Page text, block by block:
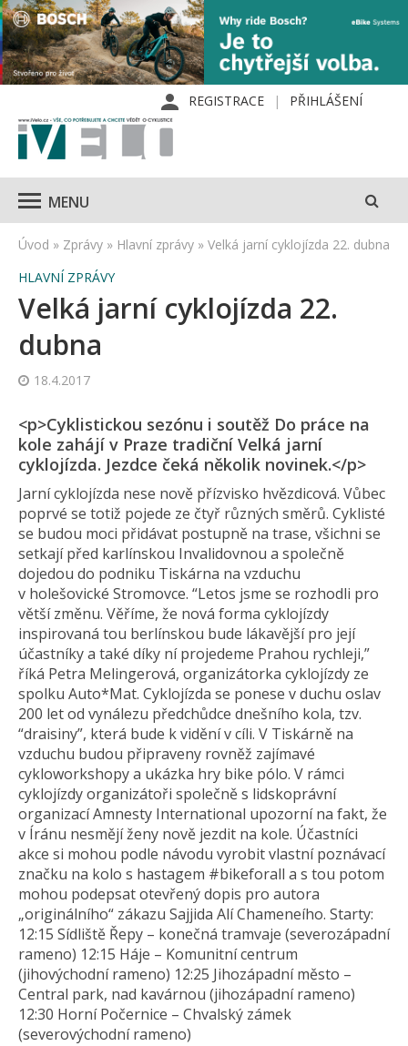
REGISTRACE PŘIHLÁŠENÍ
MENU
Úvod » Zprávy » Hlavní zprávy » Velká jarní cyklojízda 22. dubna
HLAVNÍ ZPRÁVY
Velká jarní cyklojízda 22.
dubna
18.4.2017
<p>Cyklistickou sezónu i soutěž Do práce na
kole zahájí v Praze tradiční Velká jarní
cyklojízda. Jezdce čeká několik novinek.</p>
Jarní cyklojízda nese nově přízvisko hvězdicová. Vůbec
poprvé se totiž pojede ze čtyř různých směrů. Cyklisté
se budou moci přidávat postupně na trase, všichni se
setkají před karlínskou Invalidovnou a společně
dojedou do podniku Tiskárna na vzduchu
v holešovické Stromovce. “Letos jsme se rozhodli pro
větší změnu. Věříme, že nová forma cyklojízdy
inspirovaná tou berlínskou bude lákavější pro její
účastníky a také díky ní projedeme Prahou rychleji,”
říká Petra Melingerová, organizátorka cyklojízdy ze
spolku Auto*Mat. Cyklojízda se ponese v duchu oslav
200 let od vynálezu předchůdce dnešního kola, tzv.
“draisiny”, která bude k vidění v cíli. V Tiskárně na
vzduchu budou připraveny rovněž zajímavé
cykloworkshopy a ukázka hry bike pólo. V rámci
cyklojízdy organizátoři společně s lidskoprávní
organizací Amnesty International upozorní na fakt, že
v Íránu nesmějí ženy nově jezdit na kole. Účastníci
akce si mohou podle návodu vyrobit vlastní poznávací
značku na kolo s hastagem #bikeforall a s tou potom
mohou podepsat otevřený dopis pro autora
„originálního“ zákazu Sajjida Alí Chameneího. Starty:
12:15 Sídliště Řepy – konečná tramvaje (severozápadní
rameno) 12:15 Háje – Komunitní centrum
(jihovýchodní rameno) 12:25 Jihozápadní město –
Central park, nad kavárnou (jihozápadní rameno)
12:30 Horní Počernice – Chvalský zámek
(severovýchodní rameno)